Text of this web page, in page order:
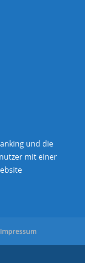
Impressum